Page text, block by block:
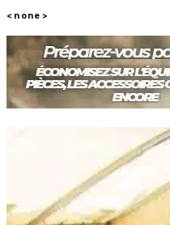
<none>